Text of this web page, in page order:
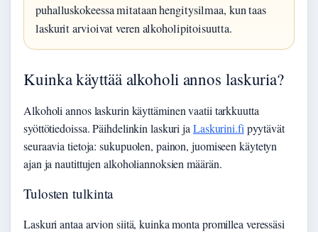
puhalluskokeessa mitataan hengitysilmaa, kun taas
laskurit arvioivat veren alkoholipitoisuutta.
Kuinka käyttää alkoholi annos laskuria?
Alkoholi annos laskurin käyttäminen vaatii tarkkuutta
syöttötiedoissa. Päihdelinkin laskuri ja Laskurini.fi pyytävät
seuraavia tietoja: sukupuolen, painon, juomiseen käytetyn
ajan ja nautittujen alkoholiannoksien määrän.
Tulosten tulkinta
Laskuri antaa arvion siitä, kuinka monta promillea veressäsi